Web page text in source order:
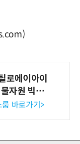
로에이아이
자원 빅데
최고 등급
바로가기>